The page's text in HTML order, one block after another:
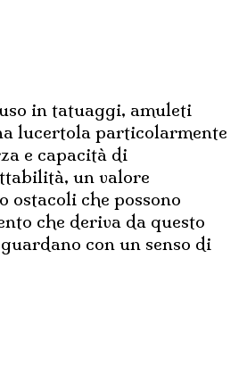
in tatuaggi, amuleti
lucertola particolarmente
e capacità di
un valore
ostacoli che possono
che deriva da questo
con un senso di